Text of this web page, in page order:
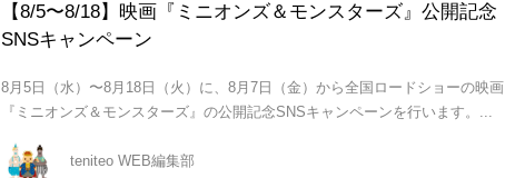
【8/5〜8/18】映画『ミニオンズ＆モンスターズ』公開記念
SNSキャンペーン
8月5日（水）〜8月18日（火）に、8月7日（金）から全国ロードショーの映画
『ミニオンズ＆モンスターズ』の公開記念SNSキャンペーンを行います。...
teniteo WEB編集部